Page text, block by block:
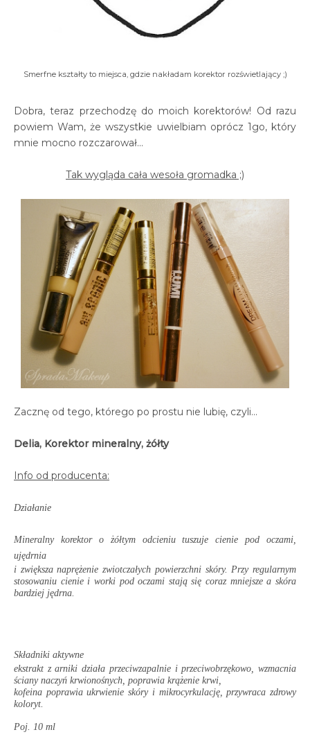
Smerfne kształty to miejsca, gdzie nakładam korektor rozświetlający ;)
Dobra, teraz przechodzę do moich korektorów! Od razu
powiem Wam, że wszystkie uwielbiam oprócz 1go, który
mnie mocno rozczarował...
Tak wygląda cała wesoła gromadka ;)
Zacznę od tego, którego po prostu nie lubię, czyli...
Delia, Korektor mineralny, żółty
Info od producenta:
Działanie
Mineralny korektor o żółtym odcieniu tuszuje cienie pod oczami,
ujędrnia
i zwiększa naprężenie zwiotczałych powierzchni skóry. Przy regularnym
stosowaniu cienie i worki pod oczami stają się coraz mniejsze a skóra
bardziej jędrna.
Składniki aktywne
ekstrakt z arniki działa przeciwzapalnie i przeciwobrzękowo, wzmacnia
ściany naczyń krwionośnych, poprawia krążenie krwi,
kofeina poprawia ukrwienie skóry i mikrocyrkulację, przywraca zdrowy
koloryt.
Poj. 10 ml